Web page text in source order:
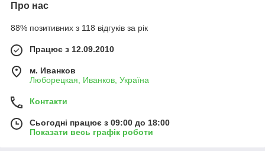
Про нас
88% позитивних з 118 відгуків за рік
Працює з 12.09.2010
м. Иванков
Люборецкая, Иванков, Україна
Контакти
Сьогодні працює з 09:00 до 18:00
Показати весь графік роботи